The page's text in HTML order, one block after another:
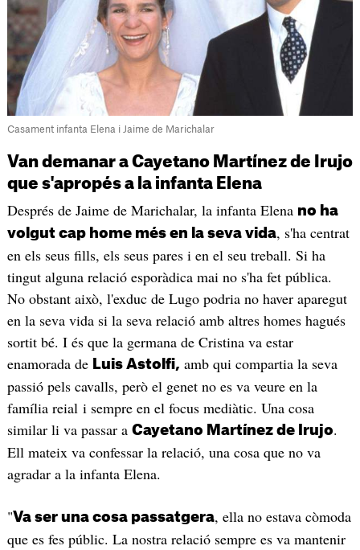
Casament infanta Elena i Jaime de Marichalar
Van demanar a Cayetano Martínez de Irujo
que s'apropés a la infanta Elena
Després de Jaime de Marichalar, la infanta Elena no ha
volgut cap home més en la seva vida, s'ha centrat
en els seus fills, els seus pares i en el seu treball. Si ha
tingut alguna relació esporàdica mai no s'ha fet pública.
No obstant això, l'exduc de Lugo podria no haver aparegut
en la seva vida si la seva relació amb altres homes hagués
sortit bé. I és que la germana de Cristina va estar
enamorada de Luis Astolfi, amb qui compartia la seva
passió pels cavalls, però el genet no es va veure en la
família reial i sempre en el focus mediàtic. Una cosa
similar li va passar a Cayetano Martínez de Irujo.
Ell mateix va confessar la relació, una cosa que no va
agradar a la infanta Elena.
"Va ser una cosa passatgera, ella no estava còmoda
que es fes públic. La nostra relació sempre es va mantenir